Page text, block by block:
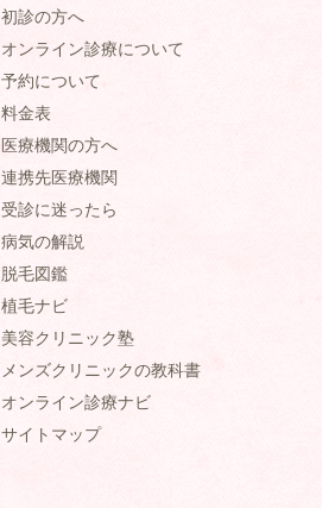
初診の方へ
オンライン診療について
予約について
料金表
医療機関の方へ
連携先医療機関
受診に迷ったら
病気の解説
脱毛図鑑
植毛ナビ
美容クリニック塾
メンズクリニックの教科書
オンライン診療ナビ
サイトマップ